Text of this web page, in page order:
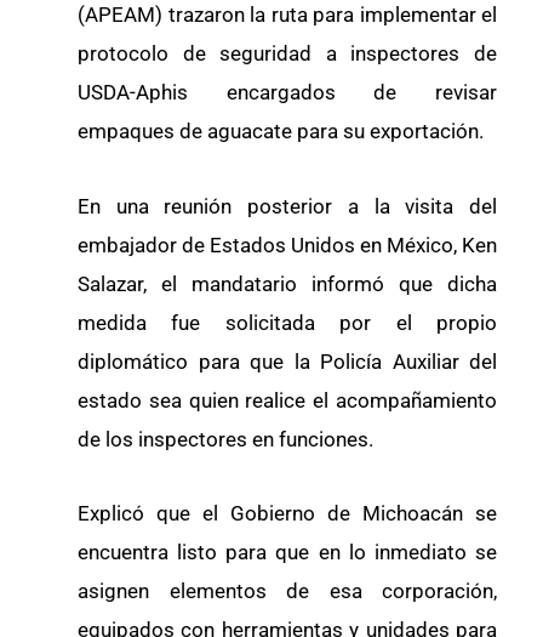
(APEAM) trazaron la ruta para implementar el
protocolo de seguridad a inspectores de
USDA-Aphis encargados de revisar
empaques de aguacate para su exportación.
En una reunión posterior a la visita del
embajador de Estados Unidos en México, Ken
Salazar, el mandatario informó que dicha
medida fue solicitada por el propio
diplomático para que la Policía Auxiliar del
estado sea quien realice el acompañamiento
de los inspectores en funciones.
Explicó que el Gobierno de Michoacán se
encuentra listo para que en lo inmediato se
asignen elementos de esa corporación,
equipados con herramientas y unidades para